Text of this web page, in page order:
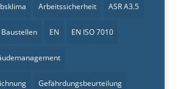
Arbeitssicherheit ASR A3.5
Baustellen EN EN ISO 7010
Gefährdungsbeurteilung